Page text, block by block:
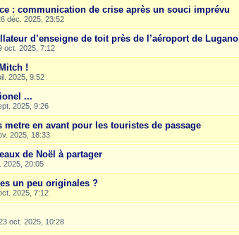
: communication de crise après un souci imprévu
déc. 2025, 23:52
d’enseigne de toit près de l’aéroport de Lugano
oct. 2025, 7:12
!
2025, 9:52
...
2025, 9:26
en avant pour les touristes de passage
2025, 18:33
de Noël à partager
2025, 20:05
un peu originales ?
2025, 7:12
oct. 2025, 10:28